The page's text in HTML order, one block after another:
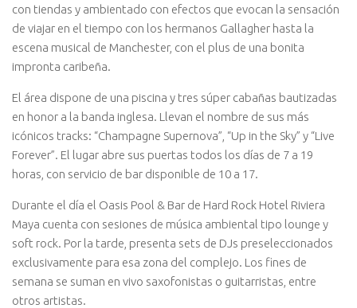
con tiendas y ambientado con efectos que evocan la sensación
de viajar en el tiempo con los hermanos Gallagher hasta la
escena musical de Manchester, con el plus de una bonita
impronta caribeña.
El área dispone de una piscina y tres súper cabañas bautizadas
en honor a la banda inglesa. Llevan el nombre de sus más
icónicos tracks: “Champagne Supernova”, “Up in the Sky” y “Live
Forever”. El lugar abre sus puertas todos los días de 7 a 19
horas, con servicio de bar disponible de 10 a 17.
Durante el día el Oasis Pool & Bar de Hard Rock Hotel Riviera
Maya cuenta con sesiones de música ambiental tipo lounge y
soft rock. Por la tarde, presenta sets de DJs preseleccionados
exclusivamente para esa zona del complejo. Los fines de
semana se suman en vivo saxofonistas o guitarristas, entre
otros artistas.